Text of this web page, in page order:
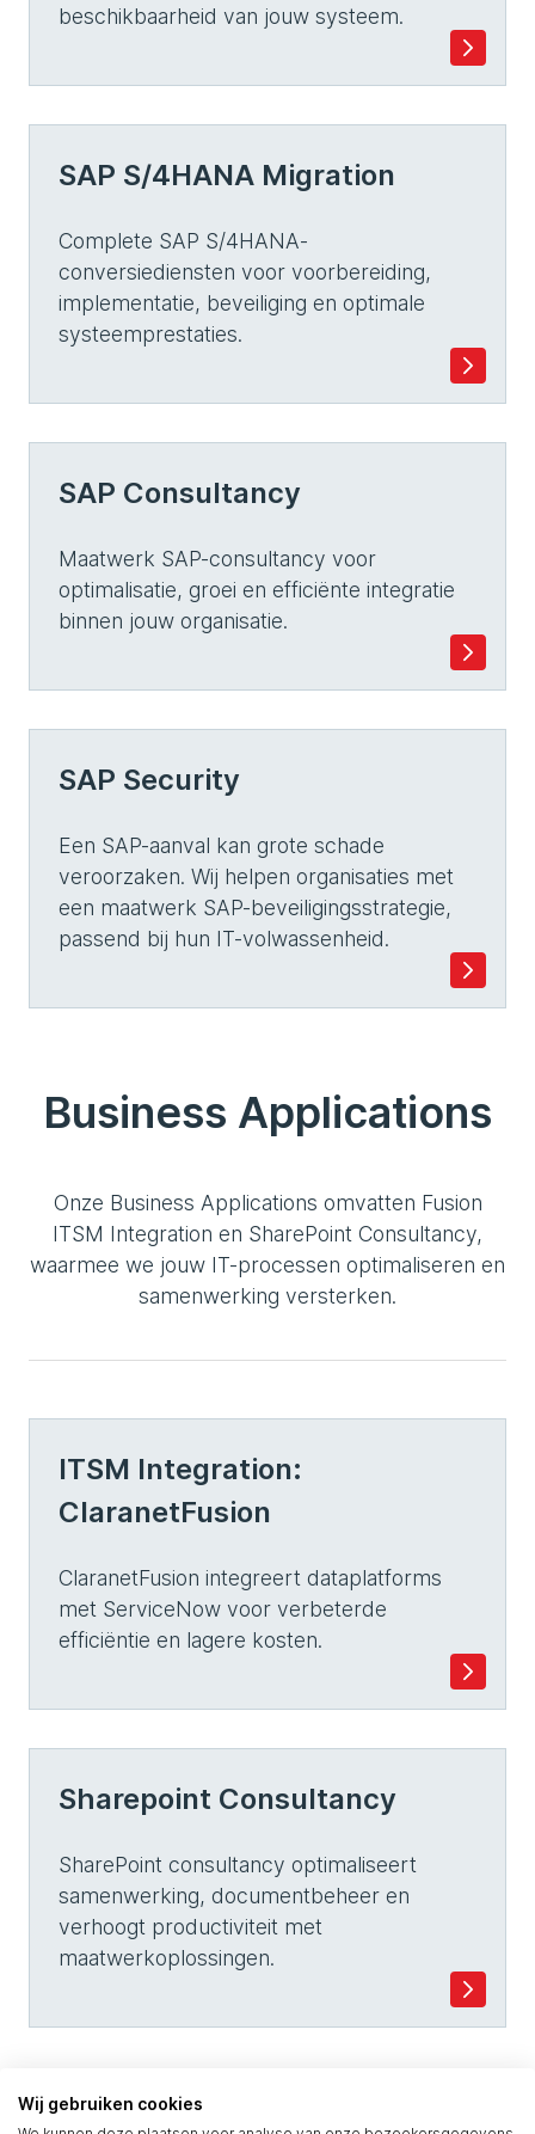
beschikbaarheid van jouw systeem.
SAP S/4HANA Migration
Complete SAP S/4HANA-
conversiediensten voor voorbereiding,
implementatie, beveiliging en optimale
systeemprestaties.
SAP Consultancy
Maatwerk SAP-consultancy voor
optimalisatie, groei en efficiënte integratie
binnen jouw organisatie.
SAP Security
Een SAP-aanval kan grote schade
veroorzaken. Wij helpen organisaties met
een maatwerk SAP-beveiligingsstrategie,
passend bij hun IT-volwassenheid.
Business Applications
Onze Business Applications omvatten Fusion
ITSM Integration en SharePoint Consultancy,
waarmee we jouw IT-processen optimaliseren en
samenwerking versterken.
ITSM Integration:
ClaranetFusion
ClaranetFusion integreert dataplatforms
met ServiceNow voor verbeterde
efficiëntie en lagere kosten.
Sharepoint Consultancy
SharePoint consultancy optimaliseert
samenwerking, documentbeheer en
verhoogt productiviteit met
maatwerkoplossingen.
Wij gebruiken cookies